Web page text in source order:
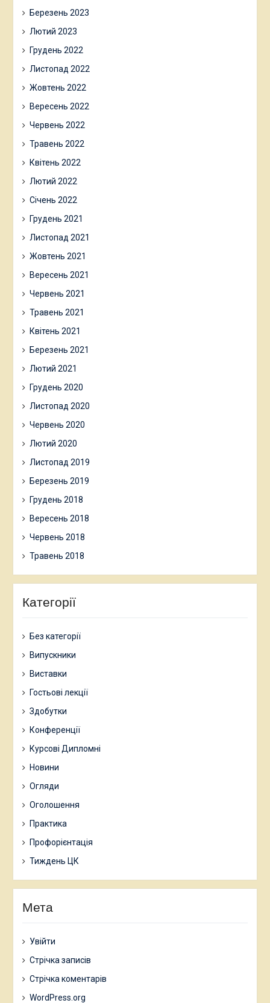
Березень 2023
Лютий 2023
Грудень 2022
Листопад 2022
Жовтень 2022
Вересень 2022
Червень 2022
Травень 2022
Квітень 2022
Лютий 2022
Січень 2022
Грудень 2021
Листопад 2021
Жовтень 2021
Вересень 2021
Червень 2021
Травень 2021
Квітень 2021
Березень 2021
Лютий 2021
Грудень 2020
Листопад 2020
Червень 2020
Лютий 2020
Листопад 2019
Березень 2019
Грудень 2018
Вересень 2018
Червень 2018
Травень 2018
Категорії
Без категорії
Випускники
Виставки
Гостьові лекції
Здобутки
Конференції
Курсові Дипломні
Новини
Огляди
Оголошення
Практика
Профорієнтація
Тиждень ЦК
Мета
Увійти
Стрічка записів
Стрічка коментарів
WordPress.org